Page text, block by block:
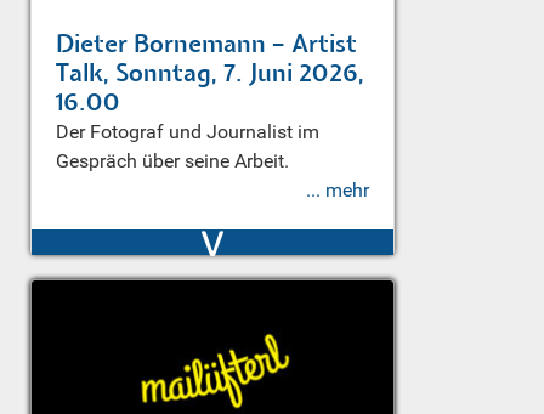
Dieter Bornemann – Artist
Talk, Sonntag, 7. Juni 2026,
16.00
Der Fotograf und Journalist im
Gespräch über seine Arbeit.
... mehr
v